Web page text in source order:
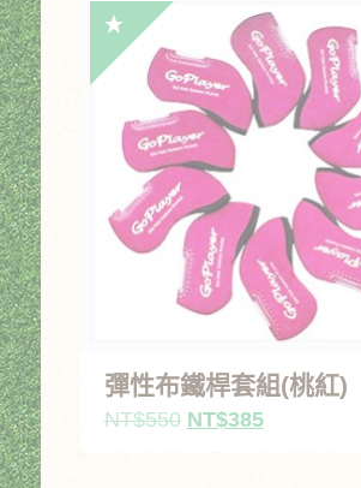
NT$550。
格：
NT$385。
彈性布鐵桿套組(桃紅)
NT$550 原
NT$385目